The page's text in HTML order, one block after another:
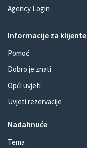
Agency Login
Informacije za klijente
Pomoć
Dobro je znati
Opći uvjeti
Uvjeti rezervacije
Nadahnuće
Tema